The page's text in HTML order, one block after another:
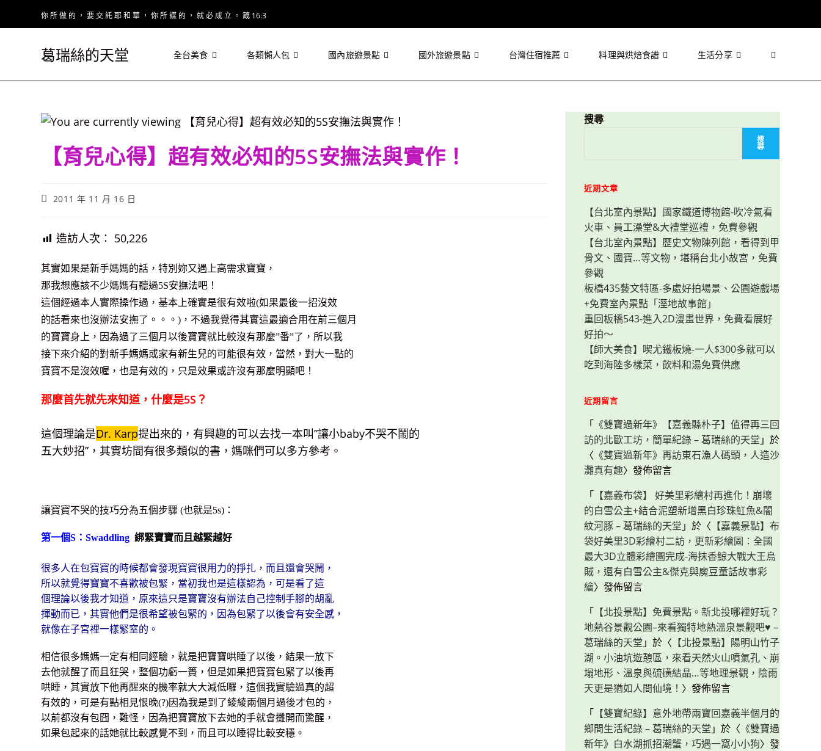
你 所 做 的 ， 要 交 託 耶 和 華 ， 你 所 謀 的 ， 就 必 成 立 。 箴 16:3
葛瑞絲的天堂 全台美食 各類懶人包 國內旅遊景點 國外旅遊景點 台灣住宿推薦 料理與烘焙食譜 生活分享 Toggle
search
【育兒心得】超有效必知的5S安撫法與實作！
Post2011 年 11 月 16 日
造訪人次： 50,226
其實如果是新手媽媽的話，特別妳又遇上高需求寶寶，
那我想應該不少媽媽有聽過5S安撫法吧！
這個經過本人實際操作過，基本上確實是很有效啦(如果最後一招沒效
的話看來也沒辦法安撫了。。。)，不過我覺得其實這最適合用在前三個月
的寶寶身上，因為過了三個月以後寶寶就比較沒有那麼”番”了，所以我
接下來介紹的對新手媽媽或家有新生兒的可能很有效，當然，對大一點的
寶寶不是沒效喔，也是有效的，只是效果或許沒有那麼明顯吧！
那麼首先就先來知道，什麼是5S？
這個理論是Dr. Karp提出來的，有興趣的可以去找一本叫”讓小baby不哭不鬧的
五大妙招”，其實坊間有很多類似的書，媽咪們可以多方參考。
讓寶寶不哭的技巧分為五個步驟 (也就是5s)：
第一個S：Swaddling 綁緊寶寶而且越緊越好
很多人在包寶寶的時候都會發現寶寶很用力的掙扎，而且還會哭鬧，
所以就覺得寶寶不喜歡被包緊，當初我也是這樣認為，可是看了這
個理論以後我才知道，原來這只是寶寶沒有辦法自己控制手腳的胡亂
揮動而已，其實他們是很希望被包緊的，因為包緊了以後會有安全感，
就像在子宮裡一樣緊窒的。
相信很多媽媽一定有相同經驗，就是把寶寶哄睡了以後，結果一放下
去他就醒了而且狂哭，整個功虧一簣，但是如果把寶寶包緊了以後再
哄睡，其實放下他再醒來的機率就大大減低囉，這個我實驗過真的超
有效的，可是有點相見恨晚(?)因為我是到了綾綾兩個月過後才包的，
以前都沒有包囧，難怪，因為把寶寶放下去她的手就會攤開而驚醒，
如果包起來的話她就比較感覺不到，而且可以睡得比較安穩。
搜尋
搜
尋
近期文章
【台北室內景點】國家鐵道博物館-吹冷氣看
火車、員工澡堂&大禮堂巡禮，免費參觀
【台北室內景點】歷史文物陳列館，看得到甲
骨文、國寶…等文物，堪稱台北小故宮，免費
參觀
板橋435藝文特區-多處好拍場景、公園遊戲場
+免費室內景點「溼地故事館」
重回板橋543-進入2D漫畫世界，免費看展好
好拍～
【師大美食】喫尤鐵板燒-一人$300多就可以
吃到海陸多樣菜，飲料和湯免費供應
近期留言
「 《雙寶過新年》【嘉義縣朴子】值得再三回
訪的北歐工坊，簡單紀錄 – 葛瑞絲的天堂 」於
〈 《雙寶過新年》再訪東石漁人碼頭，人造沙
灘真有趣〉發佈留言
「 【嘉義布袋】 好美里彩繪村再進化！崩壞
的白雪公主+結合泥塑新增黑白珍珠魟魚&闇
紋河豚 – 葛瑞絲的天堂 」於〈 【嘉義景點】布
袋好美里3D彩繪村二訪，更新彩繪圖：全國
最大3D立體彩繪圖完成-海抹香鯨大戰大王烏
賊，還有白雪公主&傑克與魔豆童話故事彩
繪〉發佈留言
「 【北投景點】免費景點。新北投哪裡好玩？
地熱谷景觀公園–來看獨特地熱溫泉景觀吧♥ –
葛瑞絲的天堂 」於〈 【北投景點】陽明山竹子
湖。小油坑遊憩區，來看天然火山噴氣孔、崩
塌地形、溫泉與硫磺結晶…等地理景觀，陰雨
天更是猶如人間仙境！ 〉發佈留言
「 【雙寶紀錄】意外地帶兩寶回嘉義半個月的
鄉間生活紀錄 – 葛瑞絲的天堂 」於〈 《雙寶過
新年》白水湖抓招潮蟹，巧遇一窩小小狗〉發